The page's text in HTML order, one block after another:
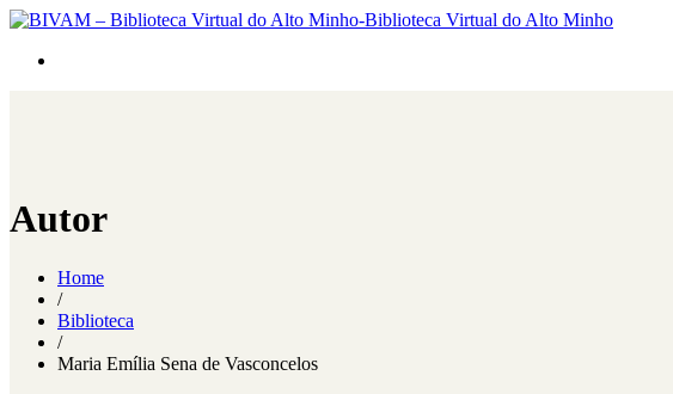
Autor
Home
/
Biblioteca
/
Maria Emília Sena de Vasconcelos